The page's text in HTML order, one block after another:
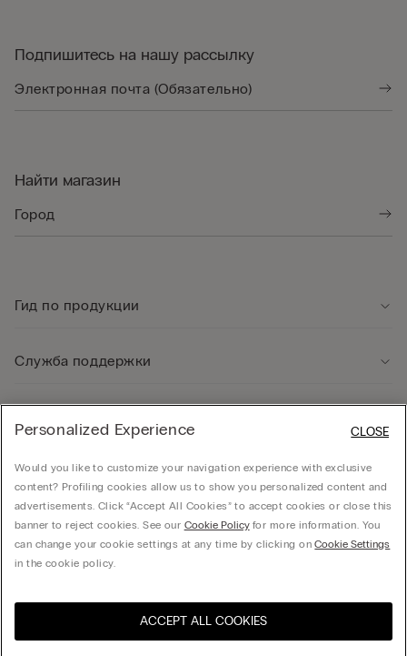
Выберите размер
Подпишитесь на нашу рассылку
Найти магазин
Гид по продукции
Служба поддержки
Компания
Общество с ограниченной ответственностью "МНС ИНВЕСТМЕНТ" - 01014, г. Киев,
United States
Personalized Experience
Would you like to customize your navigation experience with exclusive
content? Profiling cookies allow us to show you personalized content and
advertisements. Click “Accept All Cookies” to accept cookies or close this
banner to reject cookies. See our Cookie Policyfor more information. You
can change your cookie settings at any time by clicking onCookie Settings
in the cookie policy.
ACCEPT ALL COOKIES
CLOSE